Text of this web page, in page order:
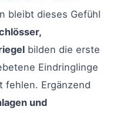
bleibt dieses Gefühl
bilden die erste
Eindringlinge
fehlen. Ergänzend
und